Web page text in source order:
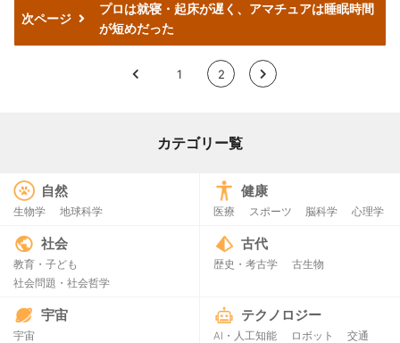
次ページ
プロは就寝・起床が遅く、アマチュアは睡眠時間
が短めだった
< 1 2 >
カテゴリー覧
自然
生物学 地球科学
健康
医療 スポーツ 脳科学 心理学
社会
教育・子ども
社会問題・社会哲学
古代
歴史・考古学 古生物
宇宙
宇宙
テクノロジー
AI・人工知能 ロボット
交通